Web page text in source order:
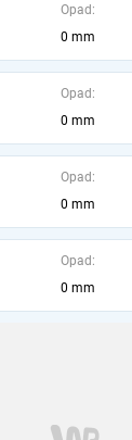
Opad:
0 mm
Opad:
0 mm
Opad:
0 mm
Opad:
0 mm